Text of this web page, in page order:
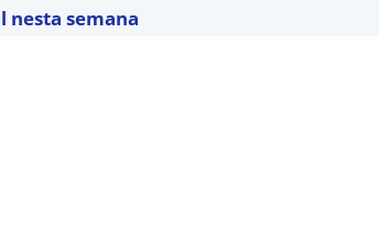
nesta semana